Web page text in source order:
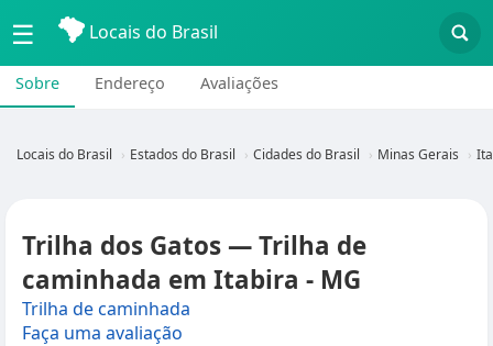
☰ Locais do Brasil
Sobre Endereço Avaliações
Locais do Brasil Estados do Brasil Cidades do Brasil Minas Gerais
Trilha dos Gatos — Trilha de
caminhada em Itabira - MG
Trilha de caminhada
Faça uma avaliação